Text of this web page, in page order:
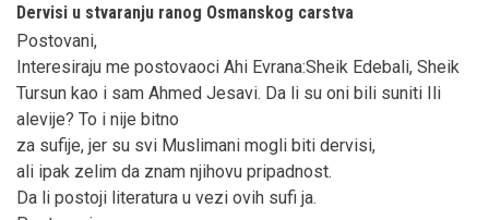
Dervisi u stvaranju ranog Osmanskog carstva
Postovani,
Interesiraju me postovaoci Ahi Evrana:Sheik Edebali, Sheik
Tursun kao i sam Ahmed Jesavi. Da li su oni bili suniti Ili
alevije? To i nije bitno
za sufije, jer su svi Muslimani mogli biti dervisi,
ali ipak zelim da znam njihovu pripadnost.
Da li postoji literatura u vezi ovih sufi ja.